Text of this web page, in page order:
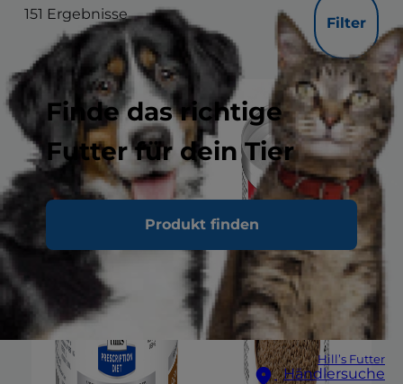
Finde das richtige
Futter für dein Tier
Produkt finden
Hill’s Futter
Händlersuche
151 Ergebnisse
Filter